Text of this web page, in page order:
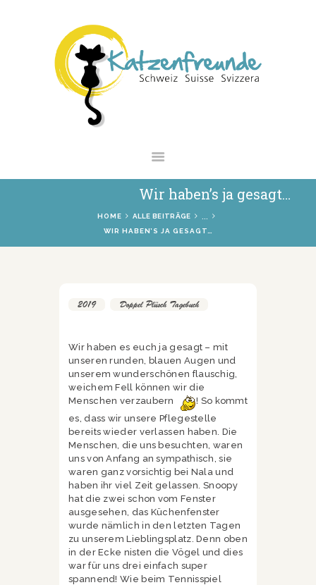
Wir haben’s ja gesagt…
HOME ALLE BEITRÄGE
WIR HABEN’S JA GESAGT…
NEWS
VERMITTLUNG
INTERESSANTES
SHOP
2019 Doppel Plüsch Tagebuch
Wir haben es euch ja gesagt – mit
unseren runden, blauen Augen und
unserem wunderschönen flauschig,
weichem Fell können wir die
Menschen verzaubern
! So kommt
es, dass wir unsere Pflegestelle
bereits wieder verlassen haben. Die
Menschen, die uns besuchten, waren
uns von Anfang an sympathisch, sie
waren ganz vorsichtig bei Nala und
haben ihr viel Zeit gelassen. Snoopy
hat die zwei schon vom Fenster
ausgesehen, das Küchenfenster
wurde nämlich in den letzten Tagen
zu unserem Lieblingsplatz. Denn oben
in der Ecke nisten die Vögel und dies
war für uns drei einfach super
spannend! Wie beim Tennisspiel